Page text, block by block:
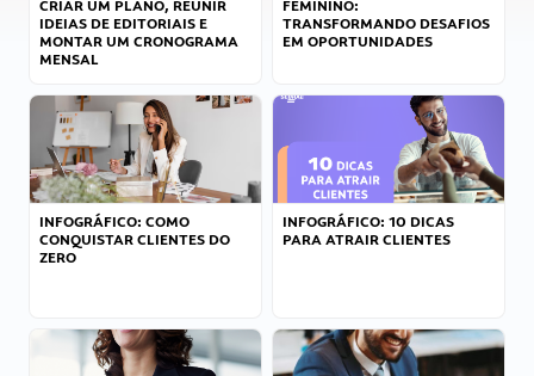
CRIAR UM PLANO, REUNIR
IDEIAS DE EDITORIAIS E
MONTAR UM CRONOGRAMA
MENSAL
FEMININO:
TRANSFORMANDO DESAFIOS
EM OPORTUNIDADES
INFOGRÁFICO: COMO
CONQUISTAR CLIENTES DO
ZERO
INFOGRÁFICO: 10 DICAS
PARA ATRAIR CLIENTES